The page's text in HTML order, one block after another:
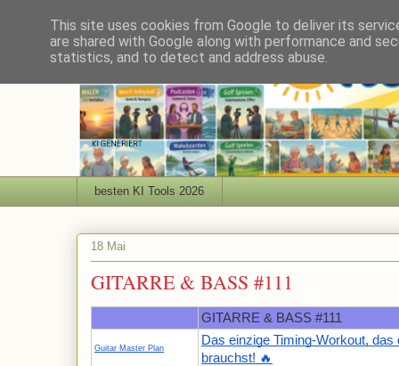
besten KI Tools 2026
18 Mai
GITARRE & BASS #111
GITARRE & BASS #111
Guitar Master Plan
Das einzige Timing-Workout, das
brauchst! 🔥
This site uses cookies from Google to deliver its
are shared with Google along with performance and
statistics, and to detect and address abuse.